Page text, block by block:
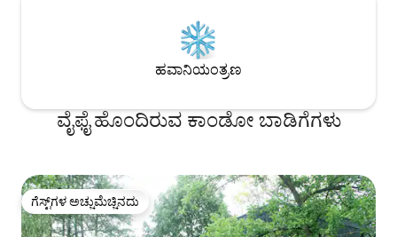
ಹವಾನಿಯಂತ್ರಣ
ವೈಫೈ ಹೊಂದಿರುವ ಕಾಂಡೋ ಬಾಡಿಗೆಗಳು
ಗೆಸ್ಟ್‌ಗಳ ಅಚ್ಚುಮೆಚ್ಚಿನದು
ಗೆಸ್ಟ್‌ಗಳ ಅಚ್ಚುಮೆಚ್ಚಿನದು